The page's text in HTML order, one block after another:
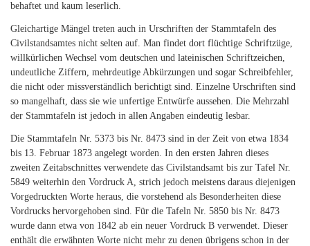
behaftet und kaum leserlich.
Gleichartige Mängel treten auch in Urschriften der Stammtafeln des
Civilstandsamtes nicht selten auf. Man findet dort flüchtige Schriftzüge,
willkürlichen Wechsel vom deutschen und lateinischen Schriftzeichen,
undeutliche Ziffern, mehrdeutige Abkürzungen und sogar Schreibfehler,
die nicht oder missverständlich berichtigt sind. Einzelne Urschriften sind
so mangelhaft, dass sie wie unfertige Entwürfe aussehen. Die Mehrzahl
der Stammtafeln ist jedoch in allen Angaben eindeutig lesbar.
Die Stammtafeln Nr. 5373 bis Nr. 8473 sind in der Zeit von etwa 1834
bis 13. Februar 1873 angelegt worden. In den ersten Jahren dieses
zweiten Zeitabschnittes verwendete das Civilstandsamt bis zur Tafel Nr.
5849 weiterhin den Vordruck A, strich jedoch meistens daraus diejenigen
Vorgedruckten Worte heraus, die vorstehend als Besonderheiten diese
Vordrucks hervorgehoben sind. Für die Tafeln Nr. 5850 bis Nr. 8473
wurde dann etwa von 1842 ab ein neuer Vordruck B verwendet. Dieser
enthält die erwähnten Worte nicht mehr zu denen übrigens schon in der